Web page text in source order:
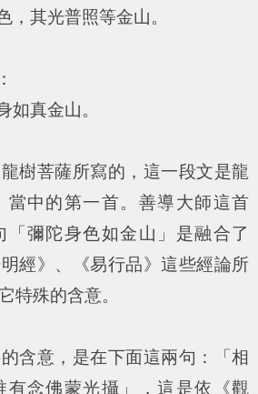
，其光普照等金山。
如真金山。
菩薩所寫的，這一段文是龍
當中的第一首。善導大師這首
「彌陀身色如金山」是融合了
明經》、《易行品》這些經論所
特殊的含意。
意，是在下面這兩句：「相
有念佛蒙光攝」，這是依《觀